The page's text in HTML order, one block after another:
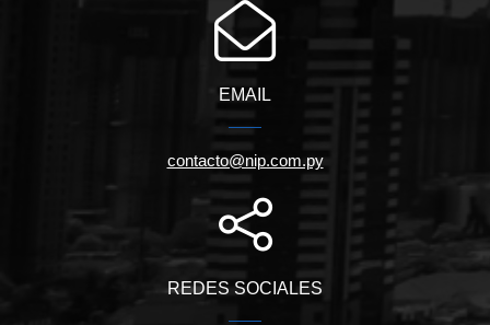
EMAIL
contacto@nip.com.py
REDES SOCIALES